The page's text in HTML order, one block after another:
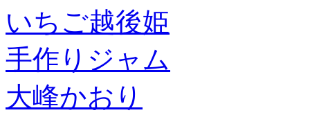
いちご越後姫
手作りジャム
大峰かおり